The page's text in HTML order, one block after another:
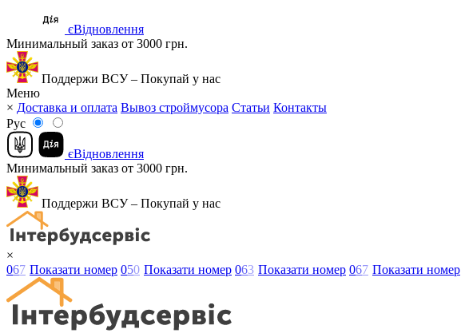
єВідновлення
Минимальный заказ от 3000 грн.
Поддержи ВСУ – Покупай у нас
Меню
× Доставка и оплата Вывоз строймусора Статьи Контакты
Рус
єВідновлення
Минимальный заказ от 3000 грн.
Поддержи ВСУ – Покупай у нас
×
067 Показати номер 050 Показати номер 063 Показати номер 067 Показати номер